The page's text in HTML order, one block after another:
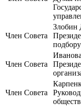
Член Совета
Злобин
Член Совета
Член Совета